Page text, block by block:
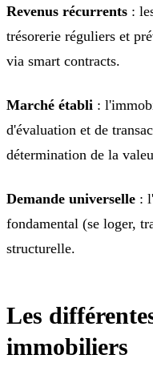
Revenus récurrents :
trésorerie réguliers et
via smart contracts.
Marché établi :
d'évaluation et de
détermination de la
Demande universelle :
fondamental (se loger,
structurelle.
Les
immobiliers